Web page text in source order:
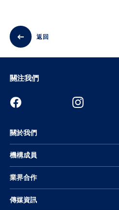
返回
關注我們
關於我們
機構成員
業界合作
傳媒資訊